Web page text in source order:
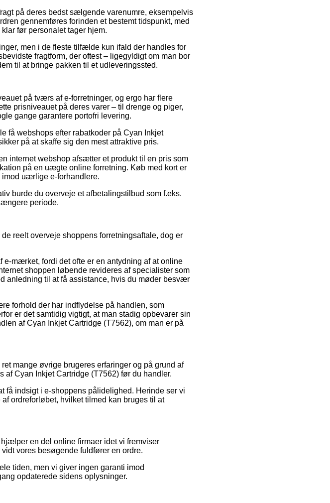
på deres bedst sælgende varenumre, eksempelvis
gennemføres forinden et bestemt tidspunkt, med
før personalet tager hjem.
men i de fleste tilfælde kun ifald der handles for
fragtform, der oftest – ligegyldigt om man bor
til at bringe pakken til et udleveringssted.
på tværs af e-forretninger, og ergo har flere
prisniveauet på deres varer – til drenge og piger,
gange garantere portofri levering.
få webshops efter rabatkoder på Cyan Inkjet
på at skaffe sig den mest attraktive pris.
internet webshop afsætter et produkt til en pris som
på en uægte online forretning. Køb med kort er
uærlige e-forhandlere.
burde du overveje et afbetalingstilbud som f.eks.
periode.
reelt overveje shoppens forretningsaftale, dog er
mærket, fordi det ofte er en antydning af at online
shoppen løbende revideres af specialister som
anledning til at få assistance, hvis du møder besvær
forhold der har indflydelse på handlen, som
er det samtidig vigtigt, at man stadig opbevarer sin
af Cyan Inkjet Cartridge (T7562), om man er på
mange øvrige brugeres erfaringer og på grund af
af Cyan Inkjet Cartridge (T7562) før du handler.
få indsigt i e-shoppens pålidelighed. Herinde ser vi
ordreforløbet, hvilket tilmed kan bruges til at
en del online firmaer idet vi fremviser
vores besøgende fuldfører en ordre.
tiden, men vi giver ingen garanti imod
opdaterede sidens oplysninger.